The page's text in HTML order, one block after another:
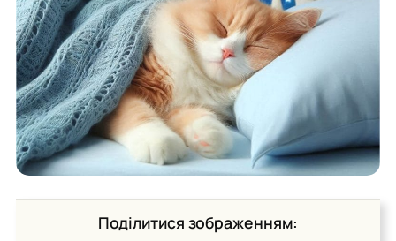
Поділитися зображенням: